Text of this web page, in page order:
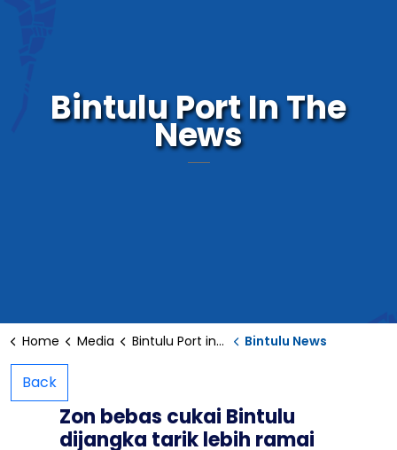
Bintulu Port In The
News
Home Media Bintulu Port in the News Bintulu News
Back
Zon bebas cukai Bintulu
dijangka tarik lebih ramai